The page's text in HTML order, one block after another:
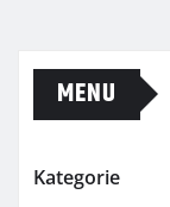
MENU
Kategorie